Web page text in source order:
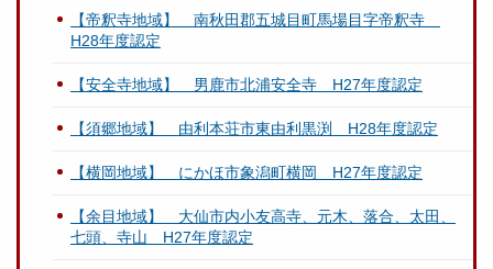
【帝釈寺地域】 南秋田郡五城目町馬場目字帝釈寺
H28年度認定
【安全寺地域】 男鹿市北浦安全寺 H27年度認定
【須郷地域】 由利本荘市東由利黒渕 H28年度認定
【横岡地域】 にかほ市象潟町横岡 H27年度認定
【余目地域】 大仙市内小友高寺、元木、落合、太田、
七頭、寺山 H27年度認定